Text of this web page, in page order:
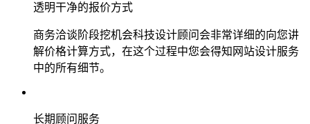
透明干净的报价方式
商务洽谈阶段挖机会科技设计顾问会非常详细的向您讲
解价格计算方式，在这个过程中您会得知网站设计服务
中的所有细节。
长期顾问服务